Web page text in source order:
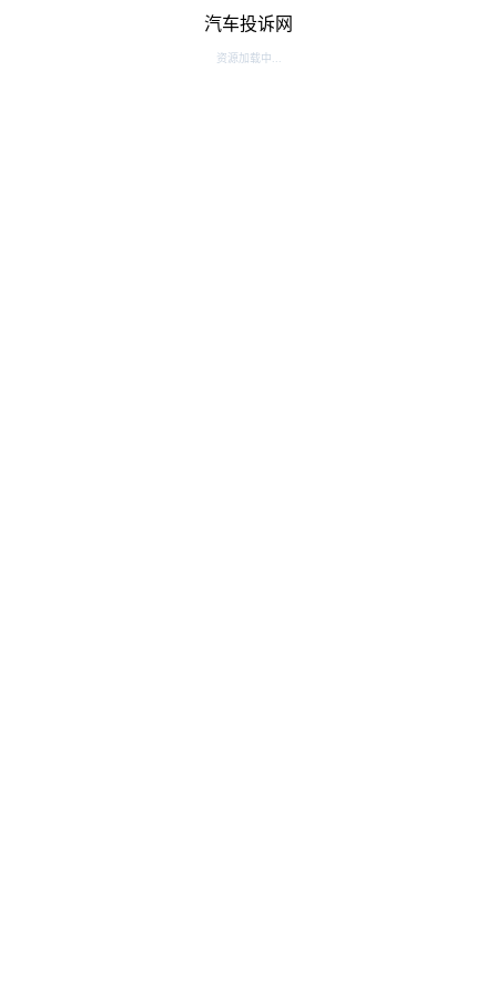
汽车投诉网
资源加载中...